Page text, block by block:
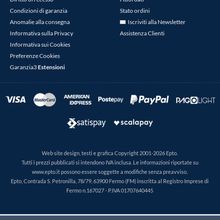
Condizioni di garanzia
Anomalie alla consegna
Informativa sulla Privacy
Informativa sui Cookies
Preferenze Cookies
Garanzia3Estensioni
Stato ordini
Iscriviti alla Newsletter
Assistenza Clienti
Web site design, testi e grafica Copyright 2001-2026 Epto.
Tutti i prezzi pubblicati si intendono IVA inclusa. Le informazioni riportate su
www.epto.it possono essere soggette a modifiche senza preavviso.
Epto, Contrada S. Petronilla, 78/79, 63900 Fermo (FM) inscritta al Registro Imprese di
Fermo n.167027 - P.IVA 01707640445